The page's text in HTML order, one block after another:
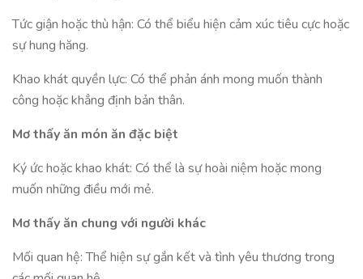
Tức giận hoặc thù hận: Có thể biểu hiện cảm xúc tiêu cực hoặc
sự hung hăng.
Khao khát quyền lực: Có thể phản ánh mong muốn thành
công hoặc khẳng định bản thân.
Mơ thấy ăn món ăn đặc biệt
Ký ức hoặc khao khát: Có thể là sự hoài niệm hoặc mong
muốn những điều mới mẻ.
Mơ thấy ăn chung với người khác
Mối quan hệ: Thể hiện sự gắn kết và tình yêu thương trong